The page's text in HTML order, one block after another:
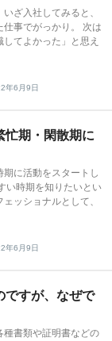
ざ入社してみると、
事でがっかり。 次は
てよかった」と思え
年6月9日
忙期・閑散期に
に活動をスタートし
い時期を知りたいとい
ッショナルとして、
年6月9日
ですが、なぜで
種書類や証明書などの